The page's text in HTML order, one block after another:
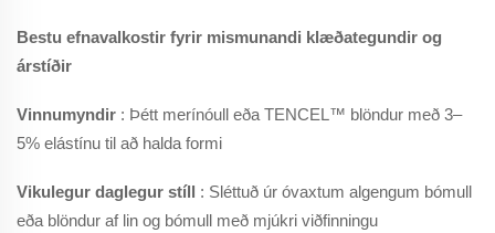
Bestu efnavalkostir fyrir mismunandi klæðategundir og
árstíðir
Vinnumyndir : Þétt merínóull eða TENCEL™ blöndur með 3–
5% elástínu til að halda formi
Vikulegur daglegur stíll : Sléttuð úr óvaxtum algengum bómull
eða blöndur af lin og bómull með mjúkri viðfinningu